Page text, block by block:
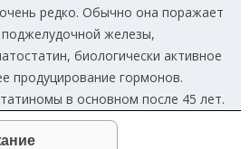
редко. Обычно она поражает
железы,
биологически активное
продуцирование гормонов.
в основном после 45 лет.